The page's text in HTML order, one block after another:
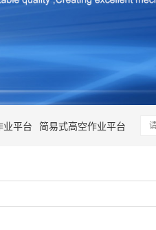
业平台 简易式高空作业平台